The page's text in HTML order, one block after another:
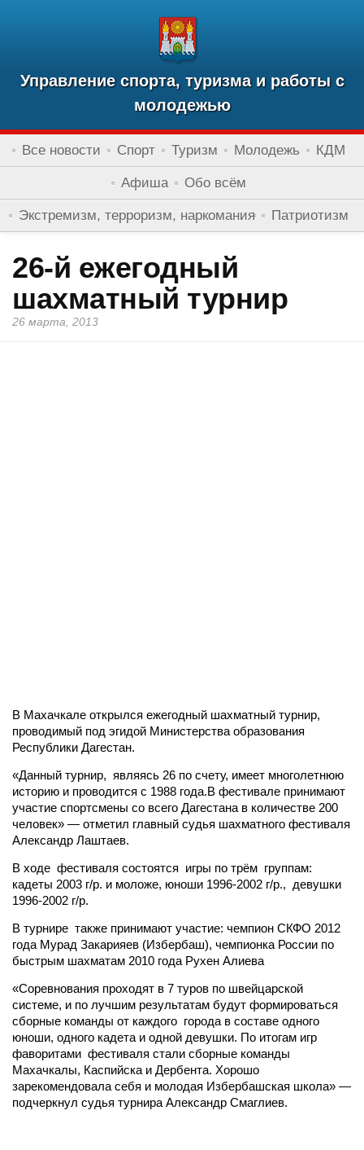
Управление спорта, туризма и работы с
молодежью
Все новости Спорт Туризм Молодежь КДМ
Афиша Обо всём
Экстремизм, терроризм, наркомания Патриотизм
26-й ежегодный
шахматный турнир
26 марта, 2013
В Махачкале открылся ежегодный шахматный турнир,
проводимый под эгидой Министерства образования
Республики Дагестан.
«Данный турнир, являясь 26 по счету, имеет многолетнюю
историю и проводится с 1988 года.В фестивале принимают
участие спортсмены со всего Дагестана в количестве 200
человек» — отметил главный судья шахматного фестиваля
Александр Лаштаев.
В ходе фестиваля состоятся игры по трём группам:
кадеты 2003 г/р. и моложе, юноши 1996-2002 г/р., девушки
1996-2002 г/р.
В турнире также принимают участие: чемпион СКФО 2012
года Мурад Закарияев (Избербаш), чемпионка России по
быстрым шахматам 2010 года Рухен Алиева
«Соревнования проходят в 7 туров по швейцарской
системе, и по лучшим результатам будут формироваться
сборные команды от каждого города в составе одного
юноши, одного кадета и одной девушки. По итогам игр
фаворитами фестиваля стали сборные команды
Махачкалы, Каспийска и Дербента. Хорошо
зарекомендовала себя и молодая Избербашская школа» —
подчеркнул судья турнира Александр Смаглиев.